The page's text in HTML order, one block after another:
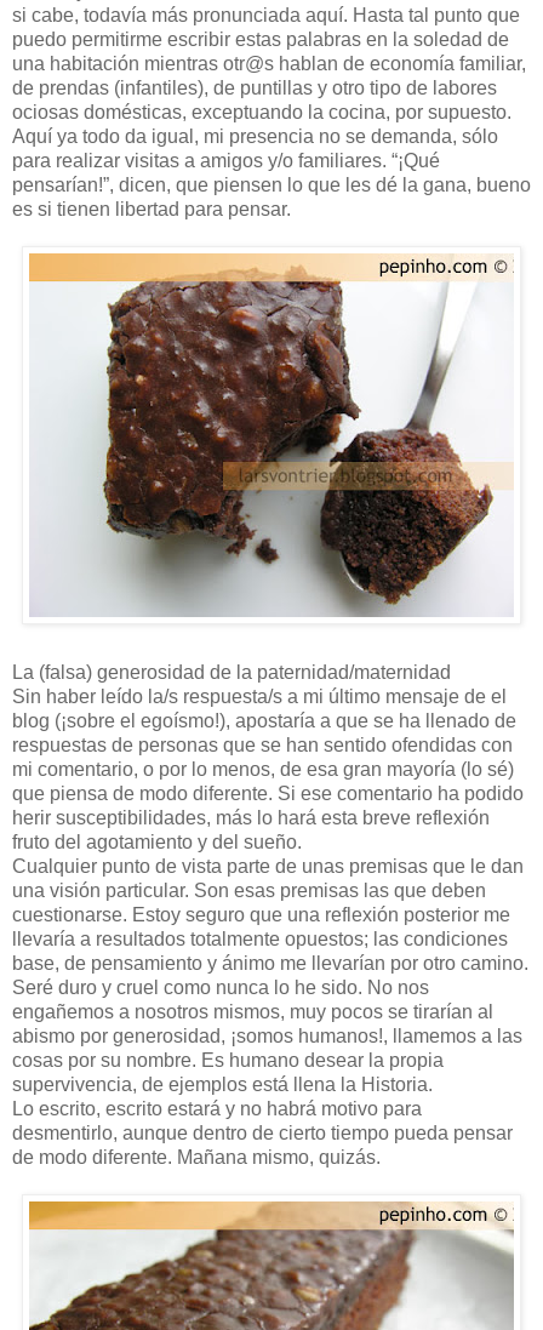
si cabe, todavía más pronunciada aquí. Hasta tal punto que
puedo permitirme escribir estas palabras en la soledad de
una habitación mientras otr@s hablan de economía familiar,
de prendas (infantiles), de puntillas y otro tipo de labores
ociosas domésticas, exceptuando la cocina, por supuesto.
Aquí ya todo da igual, mi presencia no se demanda, sólo
para realizar visitas a amigos y/o familiares. “¡Qué
pensarían!”, dicen, que piensen lo que les dé la gana, bueno
es si tienen libertad para pensar.
La (falsa) generosidad de la paternidad/maternidad
Sin haber leído la/s respuesta/s a mi último mensaje de el
blog (¡sobre el egoísmo!), apostaría a que se ha llenado de
respuestas de personas que se han sentido ofendidas con
mi comentario, o por lo menos, de esa gran mayoría (lo sé)
que piensa de modo diferente. Si ese comentario ha podido
herir susceptibilidades, más lo hará esta breve reflexión
fruto del agotamiento y del sueño.
Cualquier punto de vista parte de unas premisas que le dan
una visión particular. Son esas premisas las que deben
cuestionarse. Estoy seguro que una reflexión posterior me
llevaría a resultados totalmente opuestos; las condiciones
base, de pensamiento y ánimo me llevarían por otro camino.
Seré duro y cruel como nunca lo he sido. No nos
engañemos a nosotros mismos, muy pocos se tirarían al
abismo por generosidad, ¡somos humanos!, llamemos a las
cosas por su nombre. Es humano desear la propia
supervivencia, de ejemplos está llena la Historia.
Lo escrito, escrito estará y no habrá motivo para
desmentirlo, aunque dentro de cierto tiempo pueda pensar
de modo diferente. Mañana mismo, quizás.